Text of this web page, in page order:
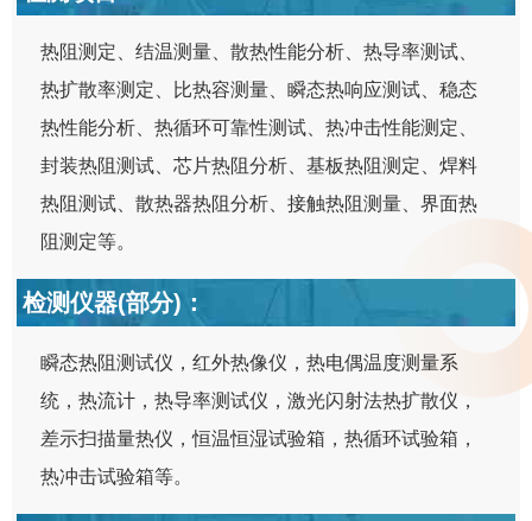
热阻测定、结温测量、散热性能分析、热导率测试、
热扩散率测定、比热容测量、瞬态热响应测试、稳态
热性能分析、热循环可靠性测试、热冲击性能测定、
封装热阻测试、芯片热阻分析、基板热阻测定、焊料
热阻测试、散热器热阻分析、接触热阻测量、界面热
阻测定等。
检测仪器(部分)：
瞬态热阻测试仪，红外热像仪，热电偶温度测量系
统，热流计，热导率测试仪，激光闪射法热扩散仪，
差示扫描量热仪，恒温恒湿试验箱，热循环试验箱，
热冲击试验箱等。